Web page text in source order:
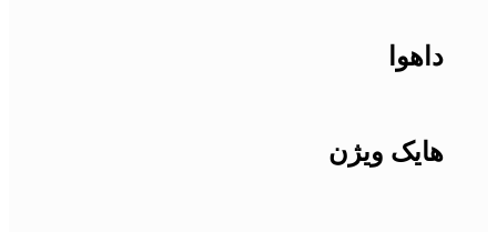
داهوا
هایک ویژن